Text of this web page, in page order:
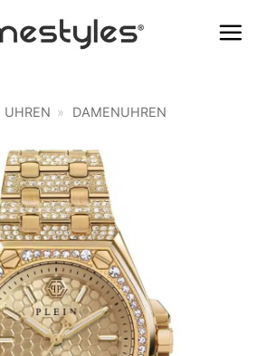
UHREN » DAMENUHREN